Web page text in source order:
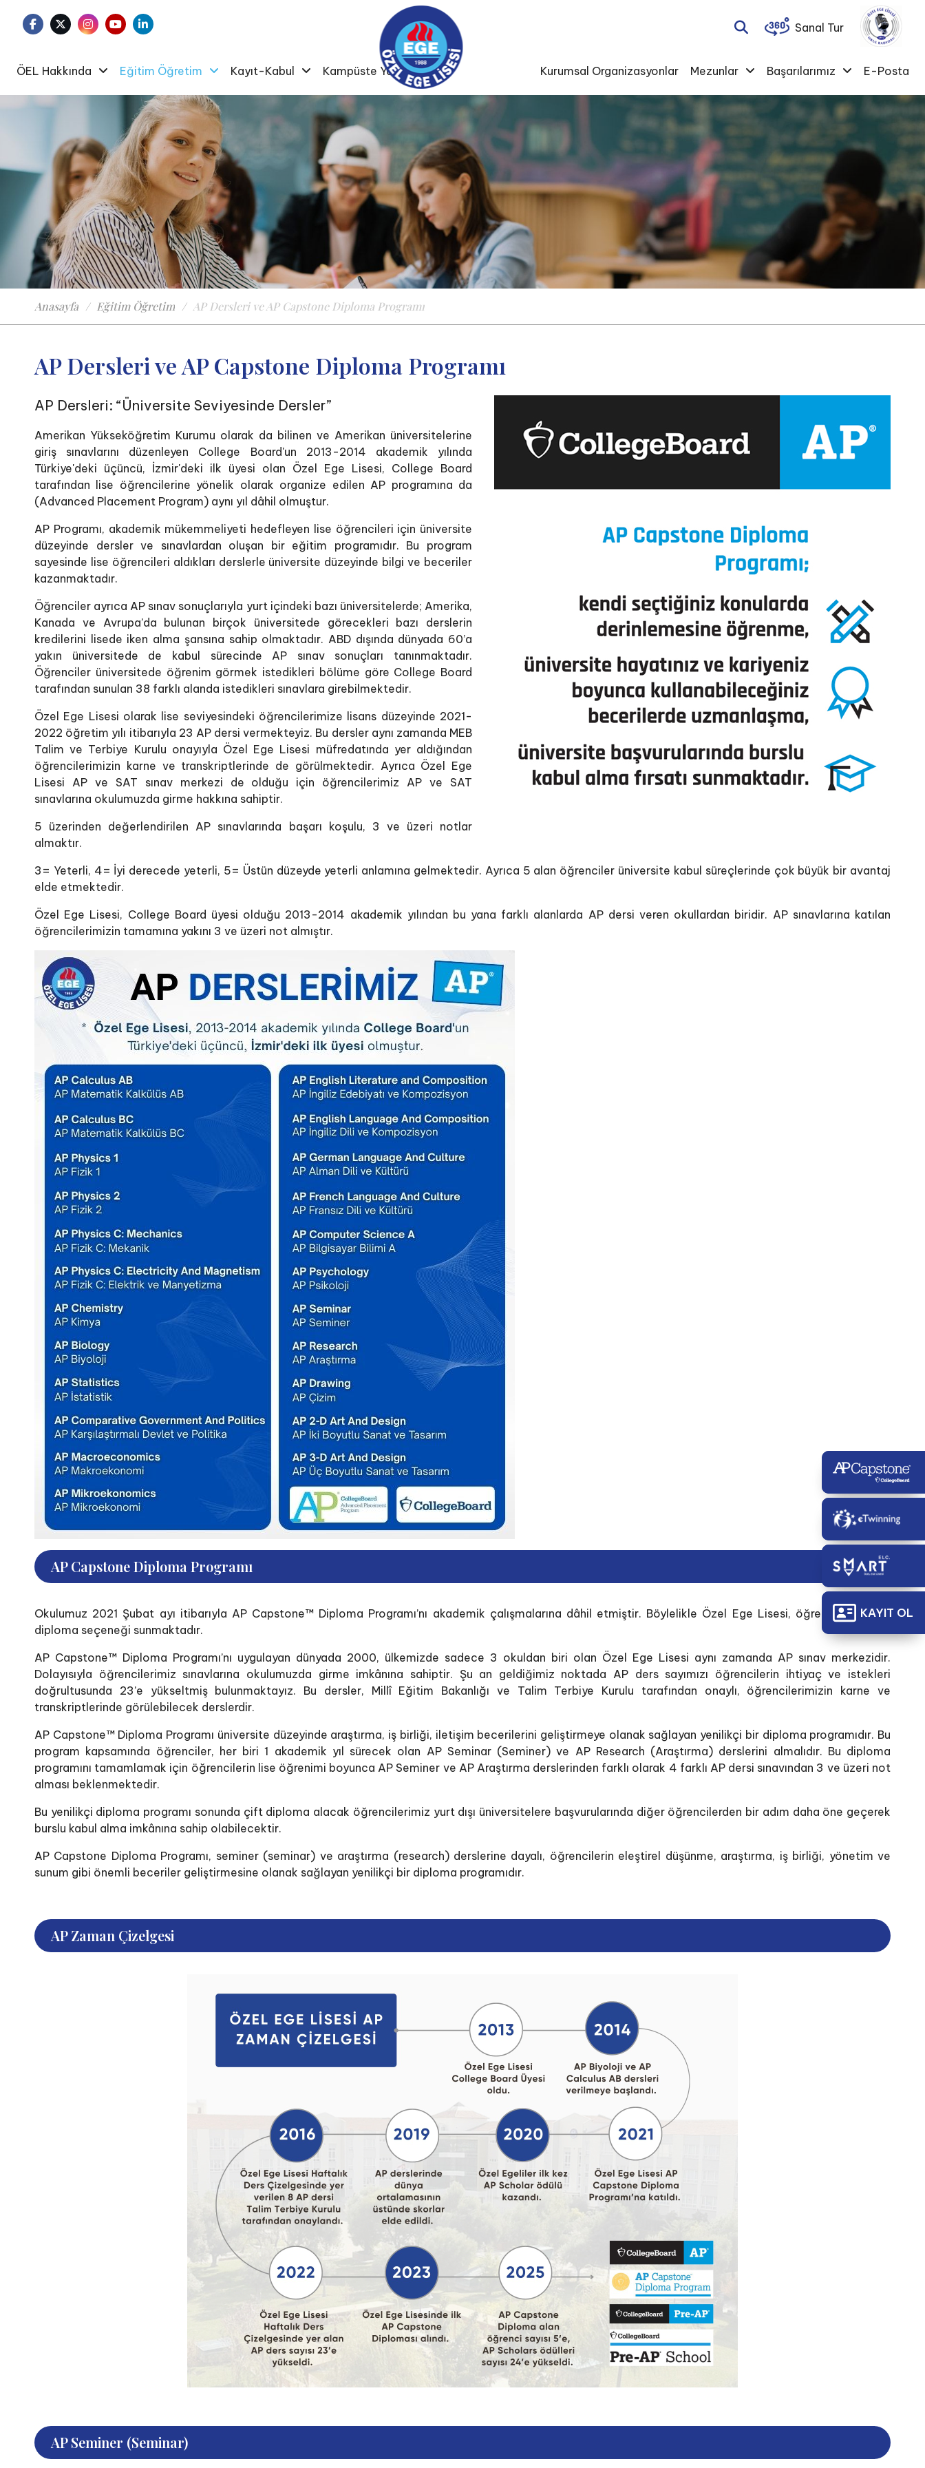
Sanal Tur
ÖEL Hakkında Eğitim Öğretim Kayıt-Kabul Kampüste Yaşam Kurumsal Organizasyonlar Mezunlar Başarılarımız E-Posta
Anasayfa Eğitim Öğretim AP Dersleri ve AP Capstone Diploma Programı
AP Dersleri ve AP Capstone Diploma Programı
AP Dersleri: “Üniversite Seviyesinde Dersler”
Amerikan Yükseköğretim Kurumu olarak da bilinen ve Amerikan üniversitelerine
giriş sınavlarını düzenleyen College Board'un 2013-2014 akademik yılında
Türkiye'deki üçüncü, İzmir'deki ilk üyesi olan Özel Ege Lisesi, College Board
tarafından lise öğrencilerine yönelik olarak organize edilen AP programına da
(Advanced Placement Program) aynı yıl dâhil olmuştur.
AP Programı, akademik mükemmeliyeti hedefleyen lise öğrencileri için üniversite
düzeyinde dersler ve sınavlardan oluşan bir eğitim programıdır. Bu program
sayesinde lise öğrencileri aldıkları derslerle üniversite düzeyinde bilgi ve beceriler
kazanmaktadır.
Öğrenciler ayrıca AP sınav sonuçlarıyla yurt içindeki bazı üniversitelerde; Amerika,
Kanada ve Avrupa’da bulunan birçok üniversitede görecekleri bazı derslerin
kredilerini lisede iken alma şansına sahip olmaktadır. ABD dışında dünyada 60’a
yakın üniversitede de kabul sürecinde AP sınav sonuçları tanınmaktadır.
Öğrenciler üniversitede öğrenim görmek istedikleri bölüme göre College Board
tarafından sunulan 38 farklı alanda istedikleri sınavlara girebilmektedir.
Özel Ege Lisesi olarak lise seviyesindeki öğrencilerimize lisans düzeyinde 2021-
2022 öğretim yılı itibarıyla 23 AP dersi vermekteyiz. Bu dersler aynı zamanda MEB
Talim ve Terbiye Kurulu onayıyla Özel Ege Lisesi müfredatında yer aldığından
öğrencilerimizin karne ve transkriptlerinde de görülmektedir. Ayrıca Özel Ege
Lisesi AP ve SAT sınav merkezi de olduğu için öğrencilerimiz AP ve SAT
sınavlarına okulumuzda girme hakkına sahiptir.
5 üzerinden değerlendirilen AP sınavlarında başarı koşulu, 3 ve üzeri notlar
almaktır.
3= Yeterli, 4= İyi derecede yeterli, 5= Üstün düzeyde yeterli anlamına gelmektedir. Ayrıca 5 alan öğrenciler üniversite kabul süreçlerinde çok büyük bir avantaj
elde etmektedir.
Özel Ege Lisesi, College Board üyesi olduğu 2013-2014 akademik yılından bu yana farklı alanlarda AP dersi veren okullardan biridir. AP sınavlarına katılan
öğrencilerimizin tamamına yakını 3 ve üzeri not almıştır.
AP Capstone Diploma Programı
Okulumuz 2021 Şubat ayı itibarıyla AP Capstone™ Diploma Programı’nı akademik çalışmalarına dâhil etmiştir. Böylelikle Özel Ege Lisesi, öğrencilerine çift
diploma seçeneği sunmaktadır.
AP Capstone™ Diploma Programı’nı uygulayan dünyada 2000, ülkemizde sadece 3 okuldan biri olan Özel Ege Lisesi aynı zamanda AP sınav merkezidir.
Dolayısıyla öğrencilerimiz sınavlarına okulumuzda girme imkânına sahiptir. Şu an geldiğimiz noktada AP ders sayımızı öğrencilerin ihtiyaç ve istekleri
doğrultusunda 23’e yükseltmiş bulunmaktayız. Bu dersler, Millî Eğitim Bakanlığı ve Talim Terbiye Kurulu tarafından onaylı, öğrencilerimizin karne ve
transkriptlerinde görülebilecek derslerdir.
AP Capstone™ Diploma Programı üniversite düzeyinde araştırma, iş birliği, iletişim becerilerini geliştirmeye olanak sağlayan yenilikçi bir diploma programıdır. Bu
program kapsamında öğrenciler, her biri 1 akademik yıl sürecek olan AP Seminar (Seminer) ve AP Research (Araştırma) derslerini almalıdır. Bu diploma
programını tamamlamak için öğrencilerin lise öğrenimi boyunca AP Seminer ve AP Araştırma derslerinden farklı olarak 4 farklı AP dersi sınavından 3 ve üzeri not
alması beklenmektedir.
Bu yenilikçi diploma programı sonunda çift diploma alacak öğrencilerimiz yurt dışı üniversitelere başvurularında diğer öğrencilerden bir adım daha öne geçerek
burslu kabul alma imkânına sahip olabilecektir.
AP Capstone Diploma Programı, seminer (seminar) ve araştırma (research) derslerine dayalı, öğrencilerin eleştirel düşünme, araştırma, iş birliği, yönetim ve
sunum gibi önemli beceriler geliştirmesine olanak sağlayan yenilikçi bir diploma programıdır.
AP Zaman Çizelgesi
AP Seminer (Seminar)
KAYIT OL